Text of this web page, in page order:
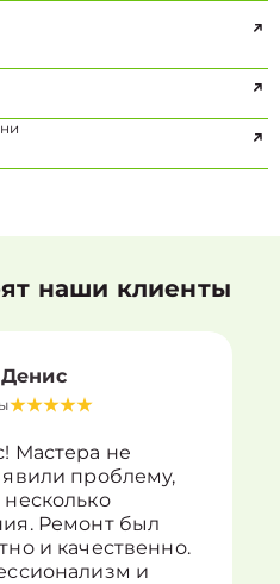
наши клиенты
Мастера не
проблему,
Ремонт был
и качественно.
и